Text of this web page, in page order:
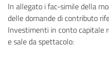
In allegato i fac-simile della
delle domande di contributo
Investimenti in conto capitale
e sale da spettacolo: